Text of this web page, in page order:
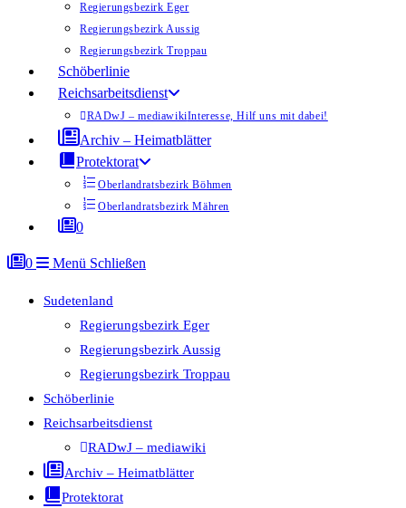
Regierungsbezirk Eger
Regierungsbezirk Aussig
Regierungsbezirk Troppau
Schöberlinie
Reichsarbeitsdienst
RADwJ – mediawikiInteresse, Hilf uns mit dabei!
Archiv – Heimatblätter
Protektorat
Oberlandratsbezirk Böhmen
Oberlandratsbezirk Mähren
0
0 Menü Schließen
Sudetenland
Regierungsbezirk Eger
Regierungsbezirk Aussig
Regierungsbezirk Troppau
Schöberlinie
Reichsarbeitsdienst
RADwJ – mediawiki
Archiv – Heimatblätter
Protektorat